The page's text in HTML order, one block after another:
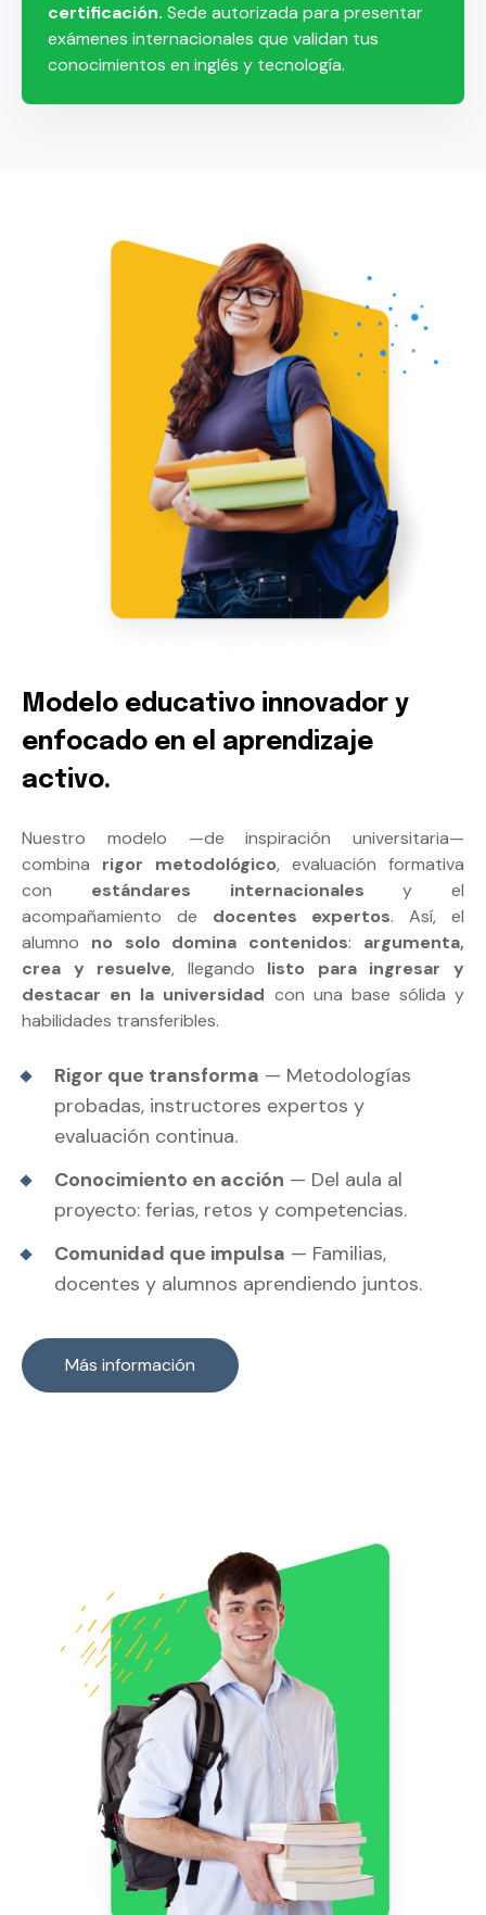
certificación. Sede autorizada para presentar
exámenes internacionales que validan tus
conocimientos en inglés y tecnología.
Modelo educativo innovador y
enfocado en el aprendizaje
activo.
Nuestro modelo —de inspiración universitaria—
combina rigor metodológico, evaluación formativa
con estándares internacionales y el
acompañamiento de docentes expertos. Así, el
alumno no solo domina contenidos: argumenta,
crea y resuelve, llegando listo para ingresar y
destacar en la universidad con una base sólida y
habilidades transferibles.
Rigor que transforma — Metodologías
probadas, instructores expertos y
evaluación continua.
Conocimiento en acción — Del aula al
proyecto: ferias, retos y competencias.
Comunidad que impulsa — Familias,
docentes y alumnos aprendiendo juntos.
Más información